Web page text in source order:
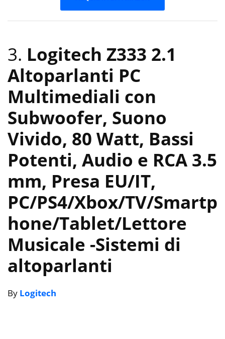
3. Logitech Z333 2.1
Altoparlanti PC
Multimediali con
Subwoofer, Suono
Vivido, 80 Watt, Bassi
‎Potenti, Audio e RCA 3.5
mm, Presa EU/IT,
PC/PS4/Xbox/TV/Smartp
hone/Tablet/Lettore
‎Musicale -Sistemi di
altoparlanti
By Logitech